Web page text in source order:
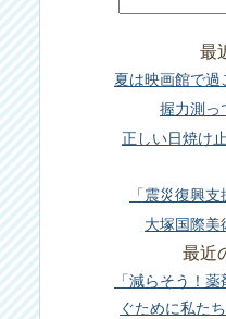
事
最
夏は映画館で過
握力測っ
正しい日焼け
「震災復興
大塚国際美
最近
「減らそう！
ぐために私た